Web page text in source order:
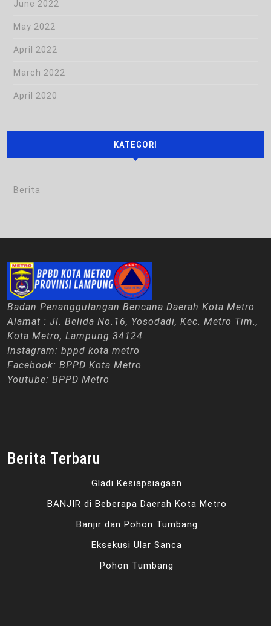
June 2022
May 2022
April 2022
March 2022
April 2020
KATEGORI
Berita
Badan Penanggulangan Bencana Daerah Kota Metro
Alamat : Jl. Belida No.16, Yosodadi, Kec. Metro Tim.,
Kota Metro, Lampung 34124
Instagram: bppd kota metro
Facebook: BPPD Kota Metro
Youtube: BPPD Metro
Berita Terbaru
Gladi Kesiapsiagaan
BANJIR di Beberapa Daerah Kota Metro
Banjir dan Pohon Tumbang
Eksekusi Ular Sanca
Pohon Tumbang